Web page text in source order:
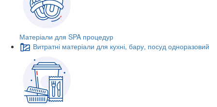
Матеріали для SPA процедур
Витратні матеріали для кухні, бару, посуд одноразовий